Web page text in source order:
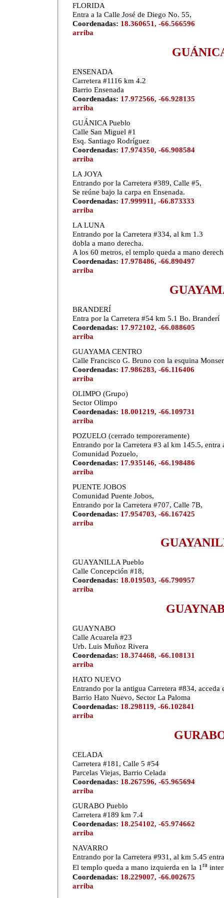
FLORIDA
Entra a la Calle José de Diego No. 55,
Coordenadas: 18.360651, -66.566596
arriba
ENSENADA
Carretera #1116 km 4.2
Barrio Ensenada
Coordenadas: 17.972566, -66.928135
arriba
GUÁNICA Pueblo
Calle San Miguel #1
Esq. Santiago Rodríguez
Coordenadas: 17.974350, -66.908584
arriba
LA JOYA
Entrando por la Carretera #389, Calle #5,
Se reúne bajo la carpa en Ensenada.
Coordenadas: 17.999911, -66.873333
arriba
LA LUNA
Entrando por la Carretera #334, al km 1.3
dobla a mano derecha.
A los 60 metros, el templo queda a mano
Coordenadas: 17.978486, -66.890497
arriba
BRANDERÍ
Entra por la Carretera #54 km 5.1 Bo. Branderí
Coordenadas: 17.972102, -66.088605
arriba
GUAYAMA CENTRO
Calle Francisco G. Bruno con la esquina
Coordenadas: 17.986283, -66.116406
arriba
OLIMPO (Grupo)
Sector Olimpo
Coordenadas: 18.001219, -66.109731
arriba
POZUELO (cerrado temporeramente)
Entrando por la Carretera #3 al km 145.5, entra
Comunidad Pozuelo,
Coordenadas: 17.935146, -66.198486
arriba
PUENTE JOBOS
Comunidad Puente Jobos,
Entrando por la Carretera #707, Calle 7B,
Coordenadas: 17.954703, -66.167425
arriba
GUAYANILLA Pueblo
Calle Concepción #18,
Coordenadas: 18.019503, -66.790957
arriba
GUAYNABO
Calle Acuarela #23
Urb. Luis Muñoz Rivera
Coordenadas: 18.374468, -66.108131
arriba
HATO NUEVO
Entrando por la antigua Carretera #834,
Barrio Hato Nuevo, Sector La Paloma
Coordenadas: 18.298119, -66.102841
arriba
CELADA
Carretera #181, Calle 5 #54
Parcelas Viejas, Barrio Celada
Coordenadas: 18.267596, -65.965694
arriba
GURABO Pueblo
Carretera #189 km 7.4
Coordenadas: 18.254102, -65.974662
arriba
NAVARRO
Entrando por la Carretera #931, al km 5.45
El templo queda a mano izquierda en la 1ra
Coordenadas: 18.229007, -66.002675
arriba